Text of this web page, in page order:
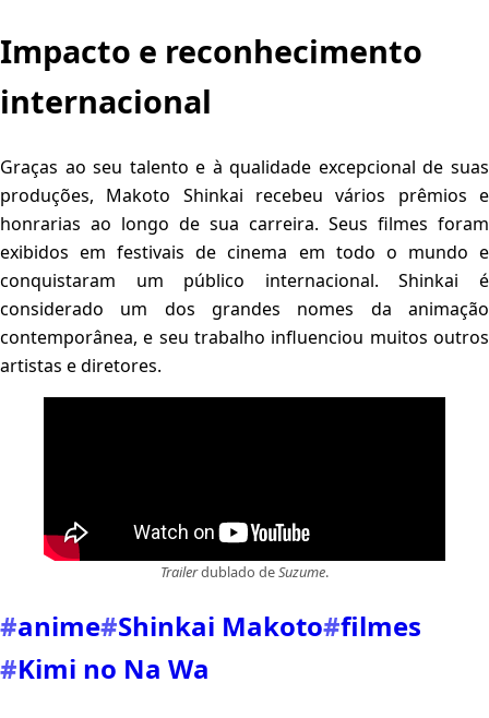
Impacto e reconhecimento
internacional
Graças ao seu talento e à qualidade excepcional de suas
produções, Makoto Shinkai recebeu vários prêmios e
honrarias ao longo de sua carreira. Seus filmes foram
exibidos em festivais de cinema em todo o mundo e
conquistaram um público internacional. Shinkai é
considerado um dos grandes nomes da animação
contemporânea, e seu trabalho influenciou muitos outros
artistas e diretores.
Trailerdublado deSuzume.
#anime#Shinkai Makoto#filmes
#Kimi no Na Wa